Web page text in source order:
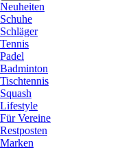
Neuheiten
Schuhe
Schläger
Tennis
Padel
Badminton
Tischtennis
Squash
Lifestyle
Für Vereine
Restposten
Marken